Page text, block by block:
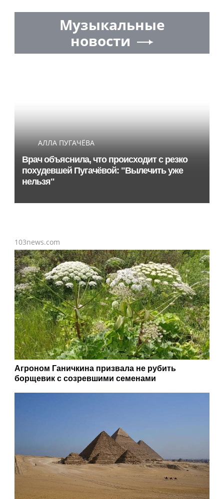
Музыкальные
новости
АЛЛА ПУГАЧЁВА
Врач объяснила, что происходит с резко
похудевшей Пугачёвой: "Вылечить уже
нельзя"
103news.com
Агроном Ганичкина призвала не рубить
борщевик с созревшими семенами